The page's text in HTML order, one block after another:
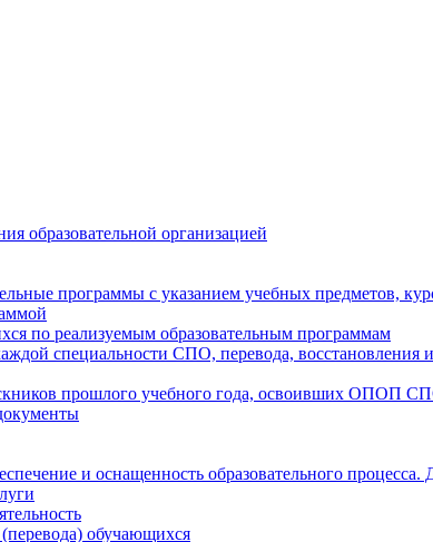
образовательной организацией
программы с указанием учебных предметов,
по реализуемым образовательным программам
специальности СПО, перевода, восстановления
прошлого учебного года, освоивших ОПОП
и оснащенность образовательного процесса.
обучающихся